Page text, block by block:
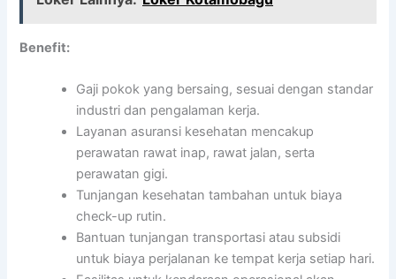
Benefit:
Gaji pokok yang bersaing, sesuai dengan standar
industri dan pengalaman kerja.
Layanan asuransi kesehatan mencakup
perawatan rawat inap, rawat jalan, serta
perawatan gigi.
Tunjangan kesehatan tambahan untuk biaya
check-up rutin.
Bantuan tunjangan transportasi atau subsidi
untuk biaya perjalanan ke tempat kerja setiap hari.